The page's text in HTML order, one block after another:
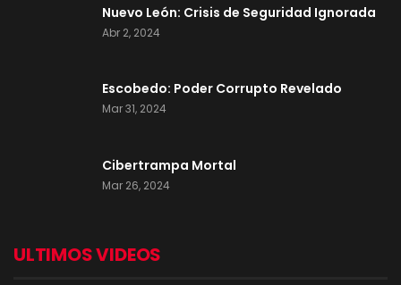
Nuevo León: Crisis de Seguridad Ignorada
Abr 2, 2024
Escobedo: Poder Corrupto Revelado
Mar 31, 2024
Cibertrampa Mortal
Mar 26, 2024
ULTIMOS VIDEOS